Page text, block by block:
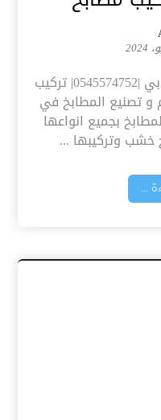
تصنيع مطابخ خشب وتركيبها دبي |0545574752| تركيب
و تصنيع المطابخ في
بجميع انواعها
خشب وتركيبها ...
...